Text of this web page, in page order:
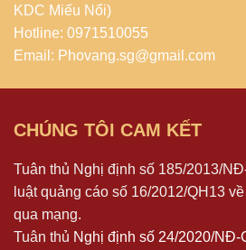
KDC Miếu Nổi)
Hotline: 0971510055
Email: Phovang.sg@gmail.com
CHÚNG TÔI CAM KẾT
Tuân thủ Nghị định số 185/2013/
luật quảng cáo số 16/2012/QH13
qua mạng.
Tuân thủ Nghị định số 24/2020/NĐ-